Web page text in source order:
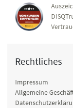
Rechtliches
Impressum
Allgemeine